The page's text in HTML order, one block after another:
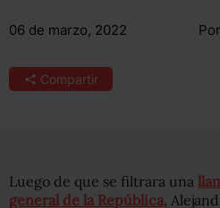
06 de marzo, 2022
Compartir
Luego de que se filtrara una
general de la República,